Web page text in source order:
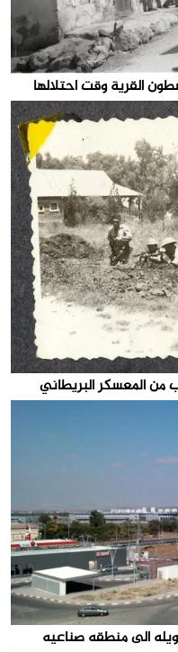
القرية وقت احتلالها
من المعسكر البريطاني
الى منطقه صناعيه